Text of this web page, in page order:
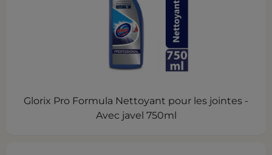
Glorix Pro Formula Nettoyant pour les jointes -
Avec javel 750ml